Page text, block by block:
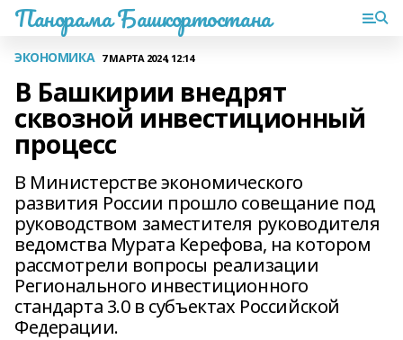
Панорама Башкортостана
ЭКОНОМИКА 7 МАРТА 2024, 12:14
В Башкирии внедрят
сквозной инвестиционный
процесс
В Министерстве экономического
развития России прошло совещание под
руководством заместителя руководителя
ведомства Мурата Керефова, на котором
рассмотрели вопросы реализации
Регионального инвестиционного
стандарта 3.0 в субъектах Российской
Федерации.